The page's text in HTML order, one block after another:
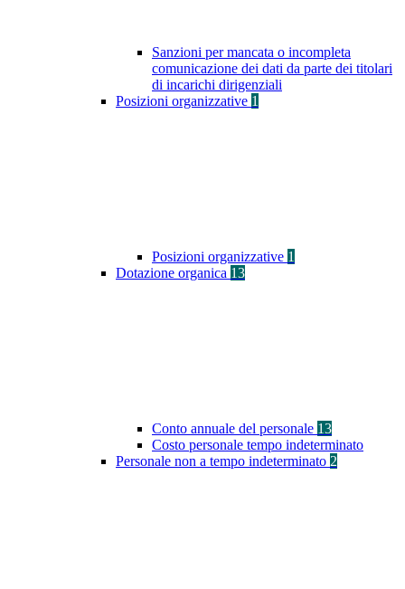
Sanzioni per mancata o incompleta
comunicazione dei dati da parte dei titolari
di incarichi dirigenziali
Posizioni organizzative 1
Posizioni organizzative 1
Dotazione organica 13
Conto annuale del personale 13
Costo personale tempo indeterminato
Personale non a tempo indeterminato 2